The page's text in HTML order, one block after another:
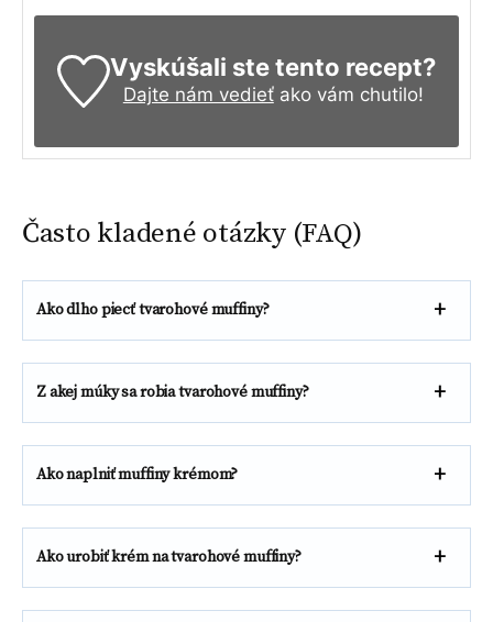
Vyskúšali ste tento recept?
Dajte nám vedieťako vám chutilo!
Často kladené otázky (FAQ)
Ako dlho piecť tvarohové muffiny?
Z akej múky sa robia tvarohové muffiny?
Ako naplniť muffiny krémom?
Ako urobiť krém na tvarohové muffiny?